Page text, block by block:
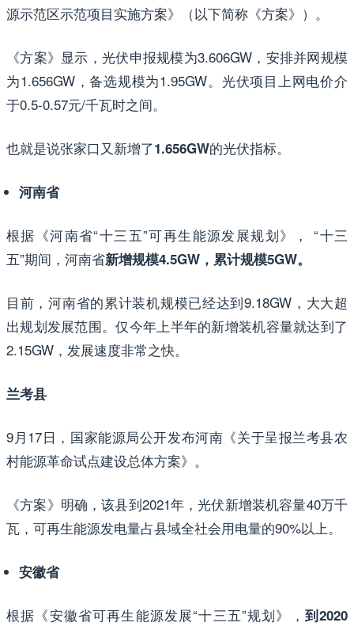
源示范区示范项目实施方案》（以下简称《方案》）。
《方案》显示，光伏申报规模为3.606GW，安排并网规模
为1.656GW，备选规模为1.95GW。光伏项目上网电价介
于0.5-0.57元/千瓦时之间。
也就是说张家口又新增了1.656GW的光伏指标。
河南省
根据《河南省“十三五”可再生能源发展规划》， “十三
五”期间，河南省新增规模4.5GW，累计规模5GW。
目前，河南省的累计装机规模已经达到9.18GW，大大超
出规划发展范围。仅今年上半年的新增装机容量就达到了
2.15GW，发展速度非常之快。
兰考县
9月17日，国家能源局公开发布河南《关于呈报兰考县农
村能源革命试点建设总体方案》。
《方案》明确，该县到2021年，光伏新增装机容量40万千
瓦，可再生能源发电量占县域全社会用电量的90%以上。
安徽省
根据《安徽省可再生能源发展“十三五”规划》， 到2020